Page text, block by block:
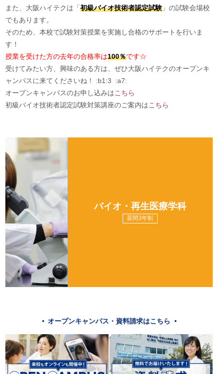
また、大阪ハイテクは「初級バイオ技術者認定試験」の試験会場校
でもあります。
そのため、本校で試験対策授業を実施し合格のサポートを行いま
す！
授業を受けた方の去年の合格率は100％です☆
受けてみたい方、興味のある方は、ぜひ大阪ハイテクのオープンキ
ャンパスに来てくださいね！ :b1:3 :a7:
オープンキャンパスのお申し込みはこちら
初級バイオ技術者認定試験対策講座のご案内はこちら
バイオ・再生医療学科
昼間3年制
オープンキャンパス・資料請求はこちら